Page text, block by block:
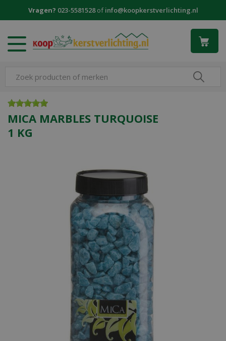
Vragen? 023-5581528ofinfo@koopkerstverlichting.nl
MICA MARBLES TURQUOISE
1 KG